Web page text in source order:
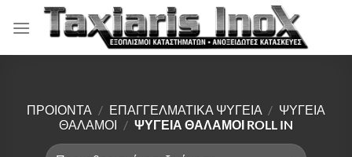
Μετάβαση
στο
ΠΡΟΙΟΝΤΑ / ΕΠΑΓΓΕΛΜΑΤΙΚΑ ΨΥΓΕΙΑ / ΨΥΓΕΙΑ
ΘΑΛΑΜΟΙ / ΨΥΓΕΙΑ ΘΑΛΑΜΟΙ ROLL IN